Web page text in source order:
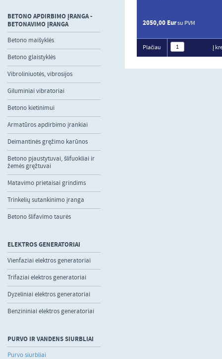
BETONO APDIRBIMO ĮRANGA -
BETONAVIMO ĮRANGA
Betono maišyklės
Betono glaistyklės
Vibroliniuotės, vibrosijos
Giluminiai vibratoriai
Betono kietinimui
Armatūros apdirbimo įrankiai
Deimantinės gręžimo karūnos
Betono pjaustytuvai, šlifuokliai ir
žemės gręžtuvai
Matavimo prietaisai grindims
Trinkelių sutankinimo įranga
Betono šlifavimo taurės
ELEKTROS GENERATORIAI
Vienfaziai elektros generatoriai
Trifaziai elektros generatoriai
Dyzeliniai elektros generatoriai
Benzininiai elektros generatoriai
PURVO IR VANDENS SIURBLIAI
Purvo siurbliai
2050,00 Eursu PVM
Plačiau Į